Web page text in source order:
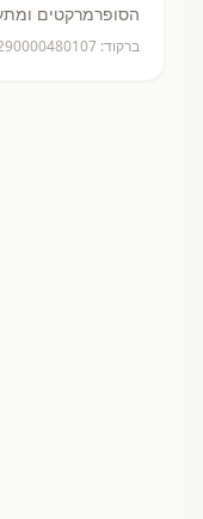
הסופרמרקטים
ברקוד: